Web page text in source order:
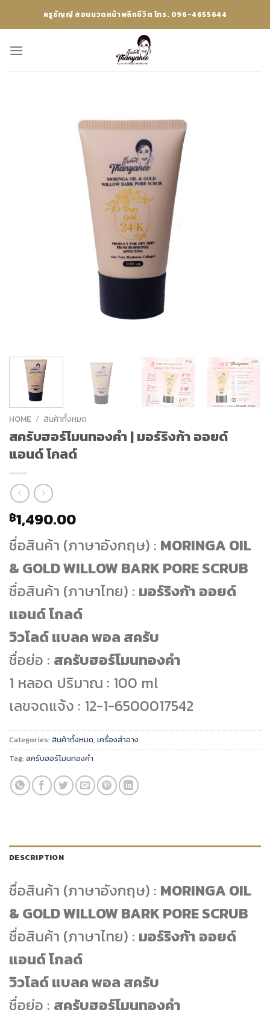
ครูธัญญ์ สอนนวดหน้าพลิกชีวิต โทร. 096-4655644
HOME / สินค้าทั้งหมด
สครับฮอร์โมนทองคำ | มอร์ริงก้า ออยด์
แอนด์ โกลด์
฿1,490.00
ชื่อสินค้า (ภาษาอังกฤษ) : MORINGA OIL
& GOLD WILLOW BARK PORE SCRUB
ชื่อสินค้า (ภาษาไทย) : มอร์ริงก้า ออยด์
แอนด์ โกลด์
วิวโลด์ แบลค พอล สครับ
ชื่อย่อ : สครับฮอร์โมนทองคำ
1 หลอด ปริมาณ : 100 ml
เลขจดแจ้ง : 12-1-6500017542
Categories: สินค้าทั้งหมด, เครื่องสำอาง
Tag: สครับฮอร์โมนทองคำ
DESCRIPTION
ชื่อสินค้า (ภาษาอังกฤษ) : MORINGA OIL
& GOLD WILLOW BARK PORE SCRUB
ชื่อสินค้า (ภาษาไทย) : มอร์ริงก้า ออยด์
แอนด์ โกลด์
วิวโลด์ แบลค พอล สครับ
ชื่อย่อ : สครับฮอร์โมนทองคำ